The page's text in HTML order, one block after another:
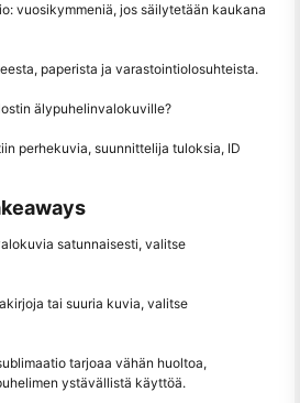
vuosikymmeniä, jos säilytetään kaukana
paperista ja varastointiolosuhteista.
älypuhelinvalokuville?
perhekuvia, suunnittelija tuloksia, ID
satunnaisesti, valitse
tai suuria kuvia, valitse
tarjoaa vähän huoltoa,
ystävällistä käyttöä.